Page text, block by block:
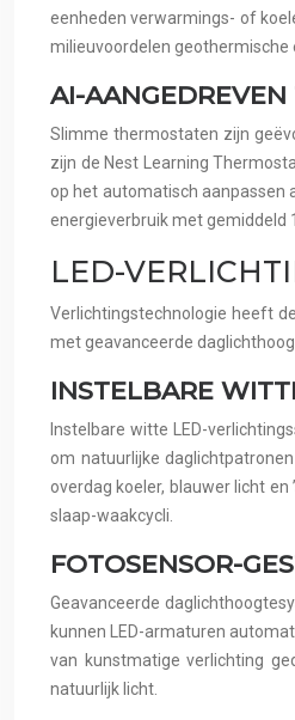
eenheden verwarmings- of
milieuvoordelen geothermische
AI-AANGEDREVEN
Slimme thermostaten zijn
zijn de Nest Learning
op het automatisch aanpassen
energieverbruik met gemiddeld
LED-
Verlichtingstechnologie heeft
met geavanceerde
INSTELBARE
Instelbare witte LED-
om natuurlijke
overdag koeler, blauwer licht
slaap-waakcycli.
FOTOSENSOR-
Geavanceerde
kunnen LED-armaturen
van kunstmatige verlichting
natuurlijk licht.